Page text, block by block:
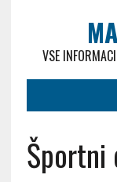
VSE
Športni